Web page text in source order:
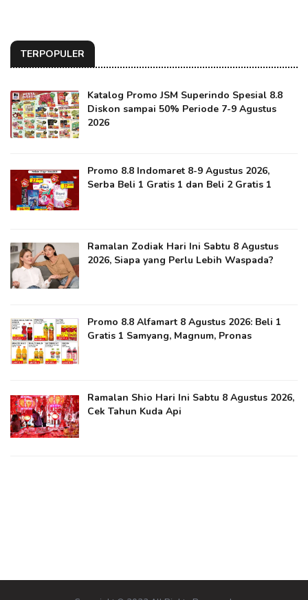
TERPOPULER
Katalog Promo JSM Superindo Spesial 8.8
Diskon sampai 50% Periode 7-9 Agustus
2026
Promo 8.8 Indomaret 8-9 Agustus 2026,
Serba Beli 1 Gratis 1 dan Beli 2 Gratis 1
Ramalan Zodiak Hari Ini Sabtu 8 Agustus
2026, Siapa yang Perlu Lebih Waspada?
Promo 8.8 Alfamart 8 Agustus 2026: Beli 1
Gratis 1 Samyang, Magnum, Pronas
Ramalan Shio Hari Ini Sabtu 8 Agustus 2026,
Cek Tahun Kuda Api